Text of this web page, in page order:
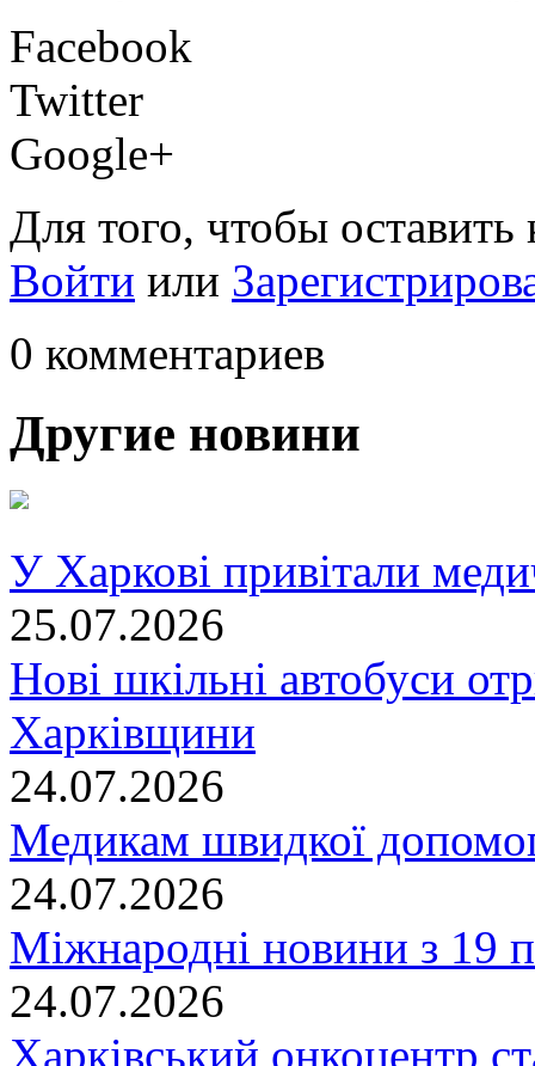
Facebook
Twitter
Google+
Для того, чтобы
Войти или
0 комментариев
Другие новини
У Харкові привітали
25.07.2026
Нові шкільні автобуси
Харківщини
24.07.2026
Медикам швидкої
24.07.2026
Міжнародні новини з 19
24.07.2026
Харківський онкоцентр